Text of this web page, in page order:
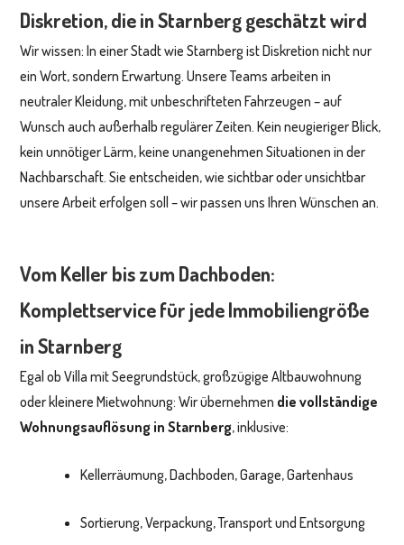
Diskretion, die in Starnberg geschätzt wird
Wir wissen: In einer Stadt wie Starnberg ist Diskretion nicht nur
ein Wort, sondern Erwartung. Unsere Teams arbeiten in
neutraler Kleidung, mit unbeschrifteten Fahrzeugen – auf
Wunsch auch außerhalb regulärer Zeiten. Kein neugieriger Blick,
kein unnötiger Lärm, keine unangenehmen Situationen in der
Nachbarschaft. Sie entscheiden, wie sichtbar oder unsichtbar
unsere Arbeit erfolgen soll – wir passen uns Ihren Wünschen an.
Vom Keller bis zum Dachboden:
Komplettservice für jede Immobiliengröße
in Starnberg
Egal ob Villa mit Seegrundstück, großzügige Altbauwohnung
oder kleinere Mietwohnung: Wir übernehmen die vollständige
Wohnungsauflösung in Starnberg, inklusive:
Kellerräumung, Dachboden, Garage, Gartenhaus
Sortierung, Verpackung, Transport und Entsorgung